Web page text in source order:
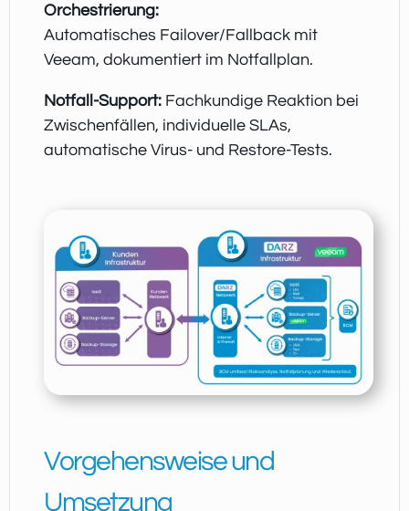
Orchestrierung:
Automatisches Failover/Fallback mit
Veeam, dokumentiert im Notfallplan.
Notfall-Support: Fachkundige Reaktion bei
Zwischenfällen, individuelle SLAs,
automatische Virus- und Restore-Tests.
Vorgehensweise und
Umsetzung